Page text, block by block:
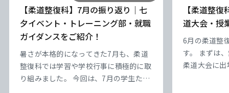
【柔道整復科】7月の振り返り｜七
夕イベント・トレーニング部・就職
ガイダンスをご紹介！
暑さが本格的になってきた7月も、柔道
整復科では学習や学校行事に積極的に取
り組みました。 今回は、7月の学生たち
【柔道整
道大会・授
6月の柔道整
す。 まずは
柔道大会に